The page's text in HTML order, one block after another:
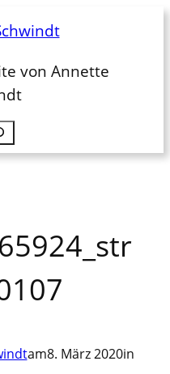
von Annette
am8. März 2020in